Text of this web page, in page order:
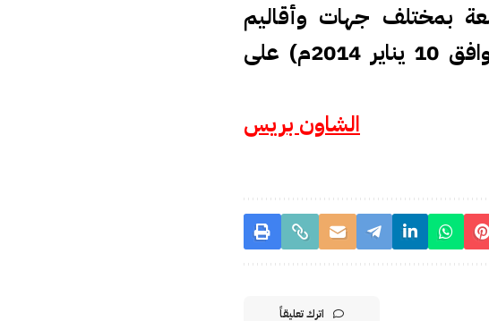
بمختلف جهات وأقاليم
المملكة يومه الجمعة المقبلة (8 ربيع الأول1435هـ موافق 10 يناير 2014م) على
الشاون بريس
اترك تعليقاً